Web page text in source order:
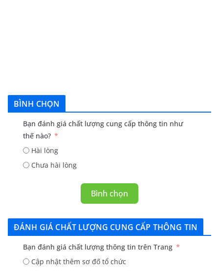
BÌNH CHỌN
Bạn đánh giá chất lượng cung cấp thông tin như
thế nào?
Hài lòng
Chưa hài lòng
Bình chọn
ĐÁNH GIÁ CHẤT LƯỢNG CUNG CẤP THÔNG TIN
Bạn đánh giá chất lượng thông tin trên Trang
Cập nhật thêm sơ đố tổ chức